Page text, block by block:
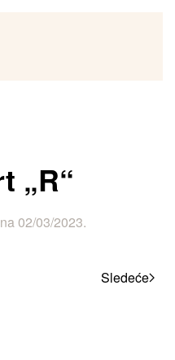
„R“
na02/03/2023.
Sledeće